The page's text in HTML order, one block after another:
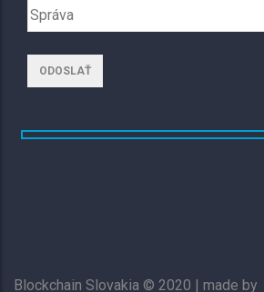
Blockchain Slovakia © 2020 | made by